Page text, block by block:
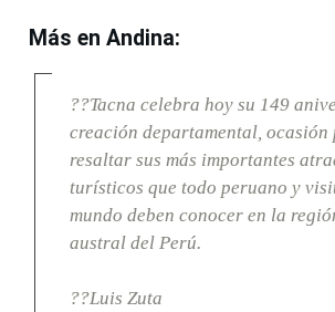
Más en Andina:
??Tacna celebra hoy su 149
creación departamental, ocasión
resaltar sus más importantes
turísticos que todo peruano y
mundo deben conocer en la
austral del Perú.
??Luis Zuta